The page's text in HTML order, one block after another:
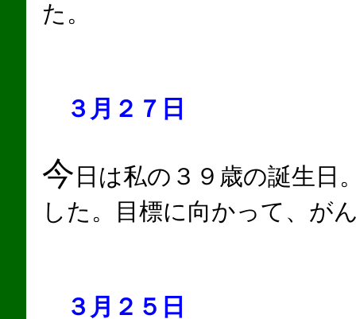
た。
３月２７日
今 日は私の３９歳の誕生日
した。目標に向かって、が
３月２５日